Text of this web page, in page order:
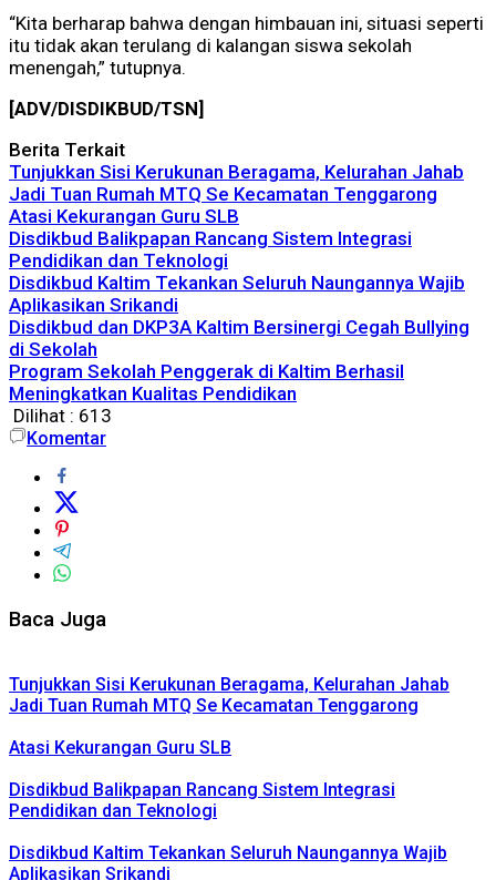
“Kita berharap bahwa dengan himbauan ini, situasi seperti
itu tidak akan terulang di kalangan siswa sekolah
menengah,” tutupnya.
[ADV/DISDIKBUD/TSN]
Berita Terkait
Tunjukkan Sisi Kerukunan Beragama, Kelurahan Jahab
Jadi Tuan Rumah MTQ Se Kecamatan Tenggarong
Atasi Kekurangan Guru SLB
Disdikbud Balikpapan Rancang Sistem Integrasi
Pendidikan dan Teknologi
Disdikbud Kaltim Tekankan Seluruh Naungannya Wajib
Aplikasikan Srikandi
Disdikbud dan DKP3A Kaltim Bersinergi Cegah Bullying
di Sekolah
Program Sekolah Penggerak di Kaltim Berhasil
Meningkatkan Kualitas Pendidikan
Dilihat : 613
Komentar
Baca Juga
Tunjukkan Sisi Kerukunan Beragama, Kelurahan Jahab
Jadi Tuan Rumah MTQ Se Kecamatan Tenggarong
Atasi Kekurangan Guru SLB
Disdikbud Balikpapan Rancang Sistem Integrasi
Pendidikan dan Teknologi
Disdikbud Kaltim Tekankan Seluruh Naungannya Wajib
Aplikasikan Srikandi